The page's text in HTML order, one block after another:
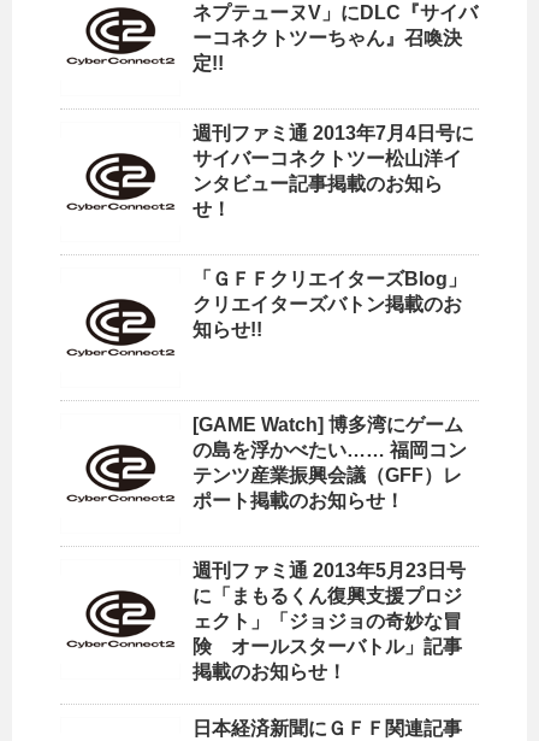
ネプテューヌV」にDLC『サイバ
ーコネクトツーちゃん』召喚決
定!!
週刊ファミ通 2013年7月4日号に
サイバーコネクトツー松山洋イ
ンタビュー記事掲載のお知ら
せ！
「ＧＦＦクリエイターズBlog」
クリエイターズバトン掲載のお
知らせ!!
[GAME Watch] 博多湾にゲーム
の島を浮かべたい…… 福岡コン
テンツ産業振興会議（GFF）レ
ポート掲載のお知らせ！
週刊ファミ通 2013年5月23日号
に「まもるくん復興支援プロジ
ェクト」「ジョジョの奇妙な冒
険 オールスターバトル」記事
掲載のお知らせ！
日本経済新聞にＧＦＦ関連記事